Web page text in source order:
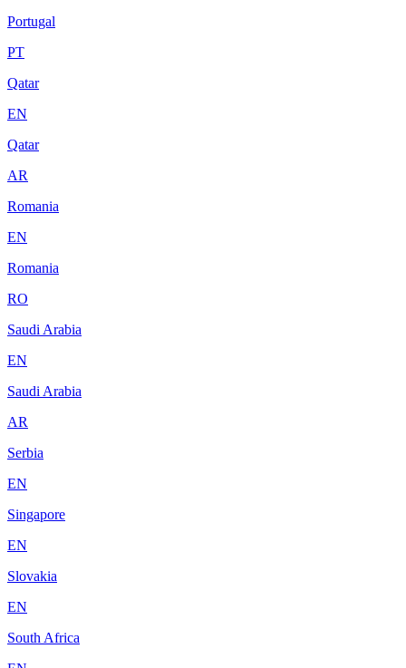
Portugal
PT
Qatar
EN
Qatar
AR
Romania
EN
Romania
RO
Saudi Arabia
EN
Saudi Arabia
AR
Serbia
EN
Singapore
EN
Slovakia
EN
South Africa